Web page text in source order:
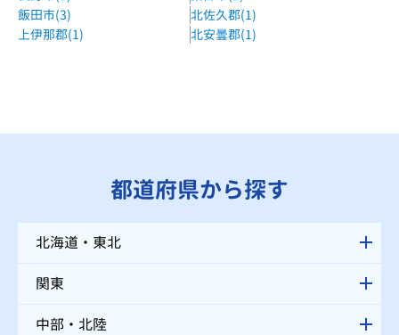
飯田市(3)
北佐久郡(1)
上伊那郡(1)
北安曇郡(1)
都道府県から探す
北海道・東北
関東
中部・北陸